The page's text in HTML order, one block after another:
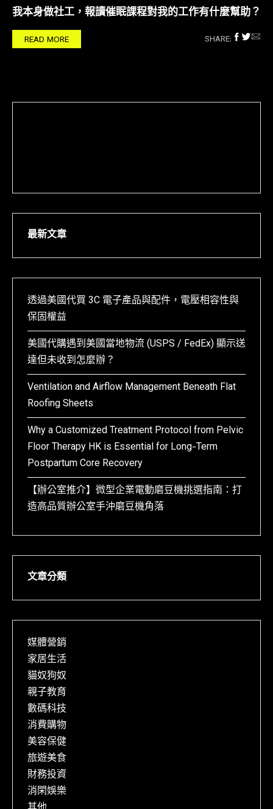
我本身做社工，報讀催眠課程對我的工作有什麼幫助？
READ MORE SHARE:
最新文章
透過美國代買 3C 電子產品與配件，電壓相容性與
保固權益
美國代購遇到美國當地物流 (USPS / FedEx) 顯示送
達但未收到怎麼辦？
Ventilation and Airflow Management Beneath Flat
Roofing Sheets
Why a Customized Treatment Protocol from Pelvic
Floor Therapy HK is Essential for Long-Term
Postpartum Core Recovery
【辦公室推介】微型企業電動磨豆機挑選指南：打
造高品質辦公室手沖磨豆機角落
文章分類
媒體營銷
家居生活
貓奴狗奴
親子教育
數碼科技
消費購物
美容保健
旅遊美食
財務投資
消閑娛樂